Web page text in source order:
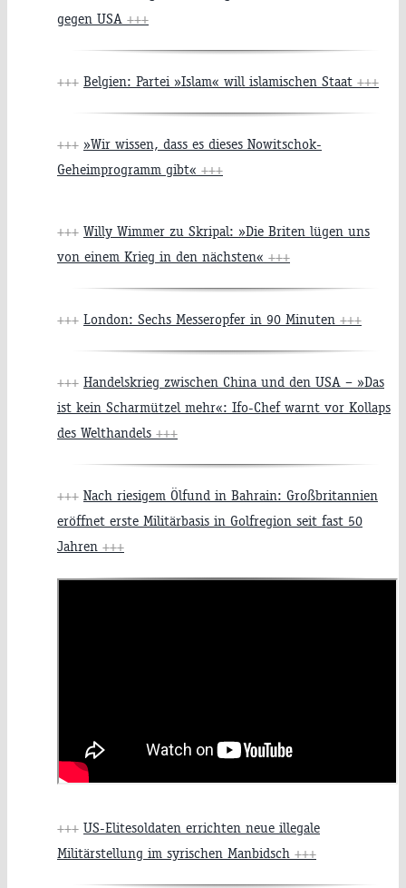
gegen USA +++
+++ Belgien: Partei »Islam« will islamischen Staat +++
+++ »Wir wissen, dass es dieses Nowitschok-
Geheimprogramm gibt« +++
+++ Willy Wimmer zu Skripal: »Die Briten lügen uns
von einem Krieg in den nächsten« +++
+++ London: Sechs Messeropfer in 90 Minuten +++
+++ Handelskrieg zwischen China und den USA – »Das
ist kein Scharmützel mehr«: Ifo-Chef warnt vor Kollaps
des Welthandels +++
+++ Nach riesigem Ölfund in Bahrain: Großbritannien
eröffnet erste Militärbasis in Golfregion seit fast 50
Jahren +++
+++ US-Elitesoldaten errichten neue illegale
Militärstellung im syrischen Manbidsch +++